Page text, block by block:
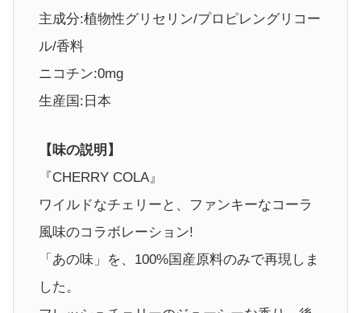
主成分:植物性グリセリン/プロピレングリコー
ル/香料
ニコチン:0mg
生産国:日本
【味の説明】
『CHERRY COLA』
ワイルドなチェリーと、ファンキーなコーラ
風味のコラボレーション!
「あの味」を、100%国産原料のみで再現しま
した。